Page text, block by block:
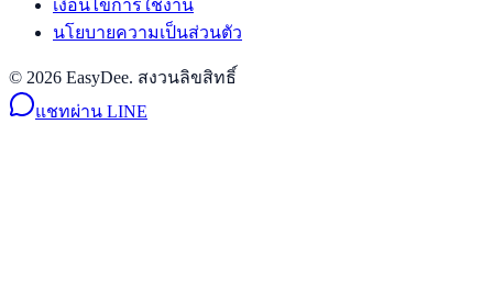
เงื่อนไขการใช้งาน
นโยบายความเป็นส่วนตัว
© 2026 EasyDee. สงวนลิขสิทธิ์
แชทผ่าน LINE